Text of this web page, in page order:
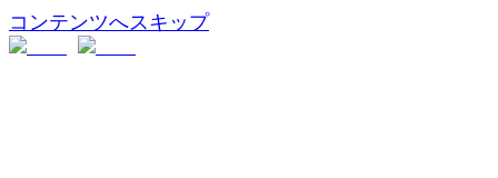
コンテンツへスキップ